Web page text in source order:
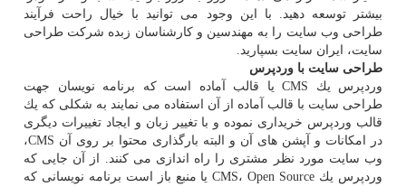
بیشتر توسعه دهید. با این وجود می توانید با خیال راحت فرآیند
طراحی وب سایت را به مهندسین و كارشناسان زبده شركت طراحی
سایت، ایران سایت بسپارید.
طراحی سایت با وردپرس
وردپرس یك CMS یا قالب آماده است كه برنامه نویسان جهت
طراحی سایت با قالب آماده از آن استفاده می نمایند به شكلی كه یك
قالب وردپرس خریداری نموده و با تغییر زبان و ایجاد تغییرات دیگری
در امكانات و آپشن های آن و البته بارگذاری محتوا بر روی آن CMS،
وب سایت مورد نظر مشتری را راه اندازی می كنند. از آن جایی كه
وردپرس یك CMS، Open Source یا منبع باز است برنامه نویسانی كه